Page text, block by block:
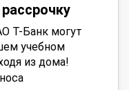
Т-Банк могут
учебном
из дома!